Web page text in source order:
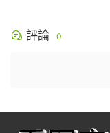
評論 0